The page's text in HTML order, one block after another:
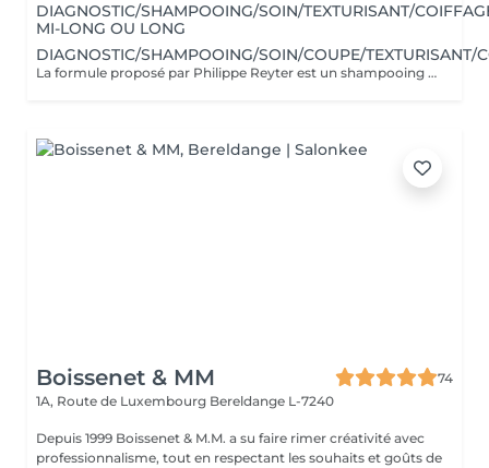
DIAGNOSTIC/SHAMPOOING/SOIN/TEXTURISANT/
MI-LONG OU LONG
DIAGNOSTIC/SHAMPOOING/SOIN/COUPE/TEXTURISANT/
La formule proposé par Philippe Reyter est un shampooing adapté, une coupe et un brushing selon votre souhait.Pour votre shampooing nous effectuerons un massage du cuir chevelu. Avant de commencer, Philippe vous proposera un pré-diagnostic de structure de coupe afin de mieux vous connaitre et de vous faire des propositions.
Boissenet & MM
74
1A, Route de Luxembourg Bereldange L-7240
Depuis 1999 Boissenet & M.M. a su faire rimer créativité avec
professionnalisme, tout en respectant les souhaits et goûts de